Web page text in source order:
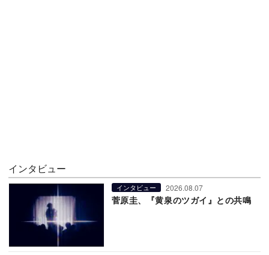
インタビュー
インタビュー 2026.08.07
菅原圭、『黄泉のツガイ』との共鳴